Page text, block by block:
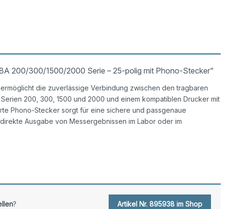
200/300/1500/2000 Serie – 25-polig mit Phono-Stecker"
die zuverlässige Verbindung zwischen den tragbaren
200, 300, 1500 und 2000 und einem kompatiblen Drucker mit
Phono-Stecker sorgt für eine sichere und passgenaue
Ausgabe von Messergebnissen im Labor oder im
? Artikel Nr. 895938 im Shop